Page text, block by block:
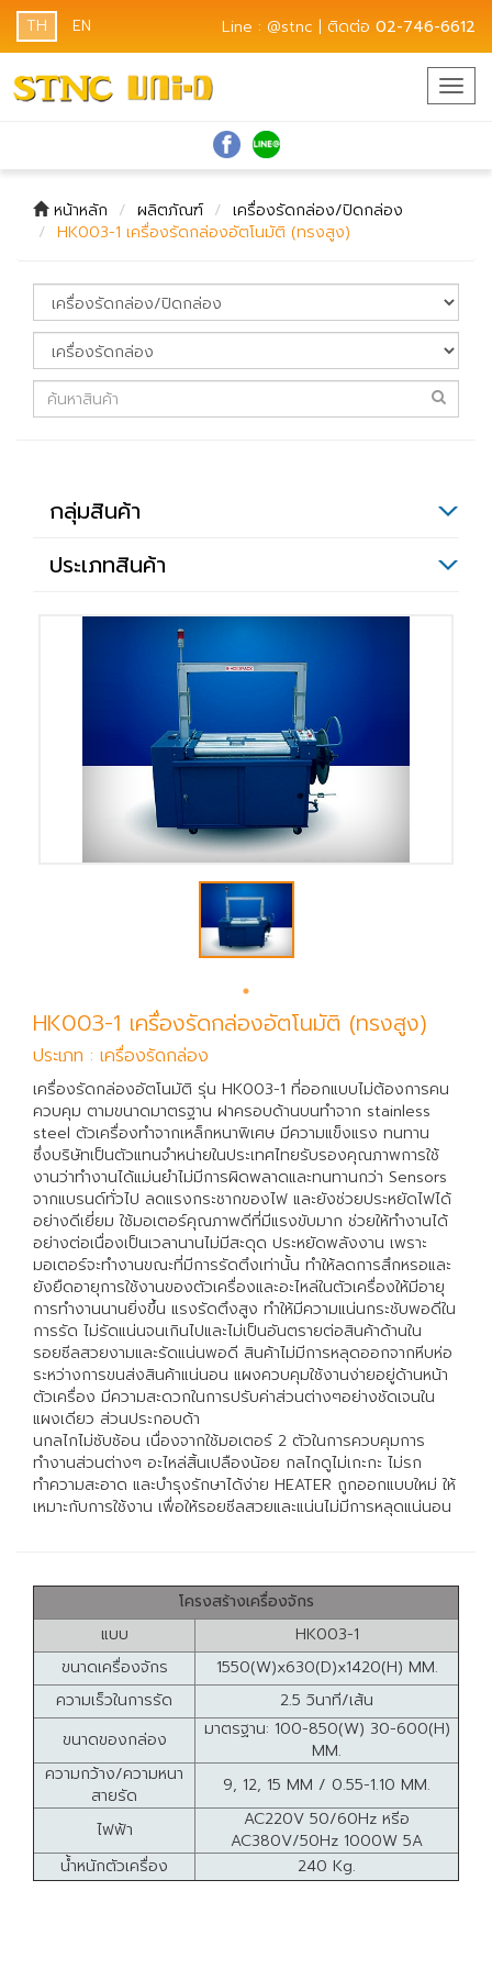
TH EN Line : @stnc | ติดต่อ 02-746-6612
หน้าหลัก ผลิตภัณฑ์
เครื่องรัดกล่อง/ปิดกล่อง
HK003-1 เครื่องรัดกล่องอัตโนมัติ (ทรงสูง)
กลุ่มสินค้า
ประเภทสินค้า
HK003-1 เครื่องรัดกล่องอัตโนมัติ (ทรงสูง)
ประเภท : เครื่องรัดกล่อง
เครื่องรัดกล่องอัตโนมัติ รุ่น HK003-1 ที่ออกแบบไม่ต้องการคน
ควบคุม ตามขนาดมาตรฐาน ฝาครอบด้านบนทำจาก stainless
steel ตัวเครื่องทำจากเหล็กหนาพิเศษ มีความแข็งแรง ทนทาน
ซึ่งบริษัทเป็นตัวแทนจำหน่ายในประเทศไทยรับรองคุณภาพการใช้
งานว่าทำงานได้แม่นยำไม่มีการผิดพลาดและทนทานกว่า Sensors
จากแบรนด์ทั่วไป ลดแรงกระชากของไฟ และยังช่วยประหยัดไฟได้
อย่างดีเยี่ยม ใช้มอเตอร์คุณภาพดีที่มีแรงขับมาก ช่วยให้ทำงานได้
อย่างต่อเนื่องเป็นเวลานานไม่มีสะดุด ประหยัดพลังงาน เพราะ
มอเตอร์จะทำงานขณะที่มีการรัดตึงเท่านั้น ทำให้ลดการสึกหรอและ
ยังยืดอายุการใช้งานของตัวเครื่องและอะไหล่ในตัวเครื่องให้มีอายุ
การทำงานนานยิ่งขึ้น แรงรัดตึงสูง ทำให้มีความแน่นกระชับพอดีใน
การรัด ไม่รัดแน่นจนเกินไปและไม่เป็นอันตรายต่อสินค้าด้านใน
รอยซีลสวยงามและรัดแน่นพอดี สินค้าไม่มีการหลุดออกจากหีบห่อ
ระหว่างการขนส่งสินค้าแน่นอน แผงควบคุมใช้งานง่ายอยู่ด้านหน้า
ตัวเครื่อง มีความสะดวกในการปรับค่าส่วนต่างๆอย่างชัดเจนใน
แผงเดียว ส่วนประกอบด้า
นกลไกไม่ซับซ้อน เนื่องจากใช้มอเตอร์ 2 ตัวในการควบคุมการ
ทำงานส่วนต่างๆ อะไหล่สิ้นเปลืองน้อย กลไกดูไม่เกะกะ ไม่รก
ทำความสะอาด และบำรุงรักษาได้ง่าย HEATER ถูกออกแบบใหม่ ให้
เหมาะกับการใช้งาน เพื่อให้รอยซีลสวยและแน่นไม่มีการหลุดแน่นอน
โครงสร้างเครื่องจักร
แบบ
HK003-1
ขนาดเครื่องจักร
1550(W)x630(D)x1420(H) MM.
ความเร็วในการรัด
2.5 วินาที/เส้น
ขนาดของกล่อง
มาตรฐาน: 100-850(W) 30-600(H)
MM.
ความกว้าง/ความหนา
สายรัด
9, 12, 15 MM / 0.55-1.10 MM.
ไฟฟ้า
AC220V 50/60Hz หรีอ
AC380V/50Hz 1000W 5A
น้ำหนักตัวเครื่อง
240 Kg.